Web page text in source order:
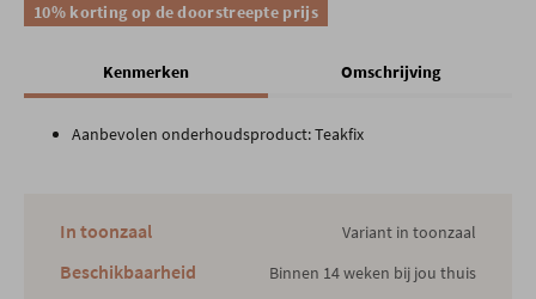
10% korting op de doorstreepte prijs
Kenmerken Omschrijving
Aanbevolen onderhoudsproduct: Teakfix
In toonzaal Variant in toonzaal
Beschikbaarheid Binnen 14 weken bij jou thuis